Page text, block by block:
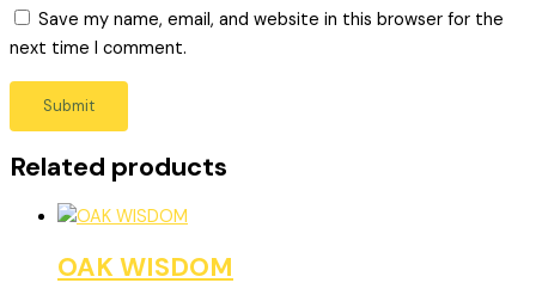
Save my name, email, and website in this browser for the
next time I comment.
Related products
OAK WISDOM